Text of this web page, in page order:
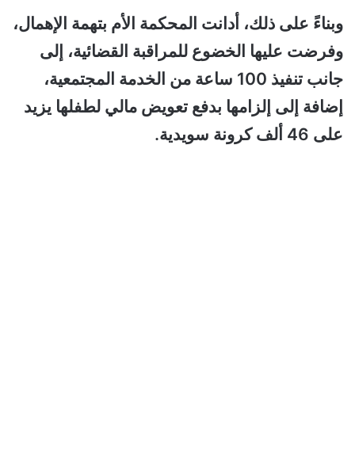
وبناءً على ذلك، أدانت المحكمة الأم بتهمة الإهمال،
وفرضت عليها الخضوع للمراقبة القضائية، إلى
جانب تنفيذ 100 ساعة من الخدمة المجتمعية،
إضافة إلى إلزامها بدفع تعويض مالي لطفلها يزيد
على 46 ألف كرونة سويدية.